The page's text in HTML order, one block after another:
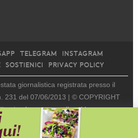
TELEGRAM
INSTAGRAM
SOSTIENICI PRIVACY POLICY
giornalistica registrata presso il
231 del 07/06/2013 | © COPYRIGHT
da viceversa media srl |